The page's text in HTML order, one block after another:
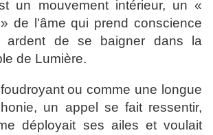
un mouvement intérieur, un «
de l'âme qui prend conscience
ardent de se baigner dans la
de Lumière.
ou comme une longue
un appel se fait ressentir,
déployait ses ailes et voulait